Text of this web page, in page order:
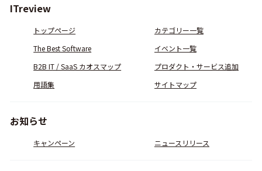
ITreview
トップページ
カテゴリー一覧
The Best Software
イベント一覧
B2B IT / SaaS カオスマップ
プロダクト・サービス追加
用語集
サイトマップ
お知らせ
キャンペーン ニュースリリース